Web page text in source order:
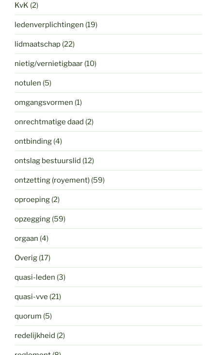
KvK (2)
ledenverplichtingen (19)
lidmaatschap (22)
nietig/vernietigbaar (10)
notulen (5)
omgangsvormen (1)
onrechtmatige daad (2)
ontbinding (4)
ontslag bestuurslid (12)
ontzetting (royement) (59)
oproeping (2)
opzegging (59)
orgaan (4)
Overig (17)
quasi-leden (3)
quasi-vve (21)
quorum (5)
redelijkheid (2)